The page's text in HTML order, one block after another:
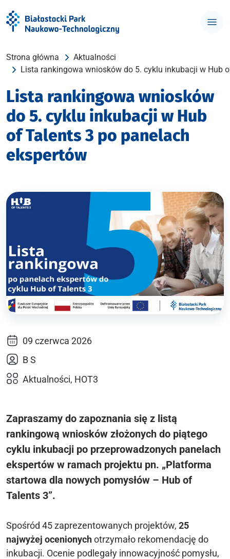
Strona główna
Aktualności
Lista rankingowa wniosków do 5. cyklu inkubacji w Hub
Lista rankingowa wniosków
do 5. cyklu inkubacji w Hub
of Talents 3 po panelach
ekspertów
09 czerwca 2026
B S
Aktualności, HOT3
Zapraszamy do zapoznania się z listą
rankingową wniosków złożonych do piątego
cyklu inkubacji po przeprowadzonych panelach
ekspertów w ramach projektu pn. „Platforma
startowa dla nowych pomysłów – Hub of
Talents 3”.
Spośród 45 zaprezentowanych projektów, 25
najwyżej ocenionychotrzymało rekomendację do
inkubacji. Ocenie podlegały innowacyjność pomysłu,